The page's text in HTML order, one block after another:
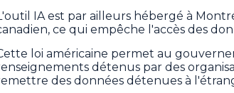
IA est par ailleurs hébergé à
ce qui empêche l'accès des
loi américaine permet au
détenus par des
des données détenues à